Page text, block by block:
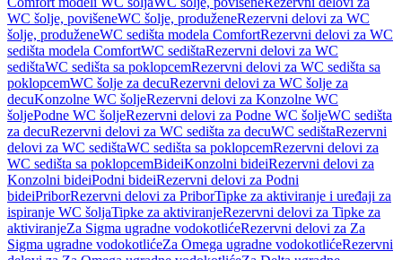
WC šolje, povišeneWC šolje, produženeRezervni delovi za WC
šolje, produženeWC sedišta modela ComfortRezervni delovi za WC
sedišta modela ComfortWC sedištaRezervni delovi za WC
sedištaWC sedišta sa poklopcemRezervni delovi za WC sedišta sa
poklopcemWC šolje za decuRezervni delovi za WC šolje za
decuKonzolne WC šoljeRezervni delovi za Konzolne WC
šoljePodne WC šoljeRezervni delovi za Podne WC šoljeWC sedišta
za decuRezervni delovi za WC sedišta za decuWC sedištaRezervni
delovi za WC sedištaWC sedišta sa poklopcemRezervni delovi za
WC sedišta sa poklopcemBideiKonzolni bideiRezervni delovi za
Konzolni bideiPodni bideiRezervni delovi za Podni
bideiPriborRezervni delovi za PriborTipke za aktiviranje i uređaji za
ispiranje WC šoljaTipke za aktiviranjeRezervni delovi za Tipke za
aktiviranjeZa Sigma ugradne vodokotlićeRezervni delovi za Za
Sigma ugradne vodokotlićeZa Omega ugradne vodokotlićeRezervni